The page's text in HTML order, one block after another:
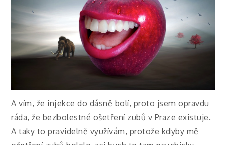
A vím, že injekce do dásně bolí, proto jsem opravdu
ráda, že bezbolestné ošetření zubů v Praze existuje.
A taky to pravidelně využívám, protože kdyby mě